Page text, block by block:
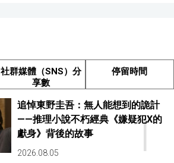
社群媒體（SNS）分
享數
停留時間
1
追悼東野圭吾：無人能想到的詭計
——推理小說不朽經典《嫌疑犯X的
獻身》背後的故事
2026.08.05